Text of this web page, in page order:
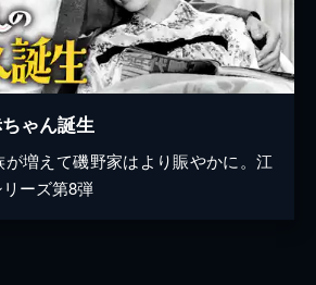
ゃん誕生
が増えて磯野家はより賑やかに。江
ーズ第8弾